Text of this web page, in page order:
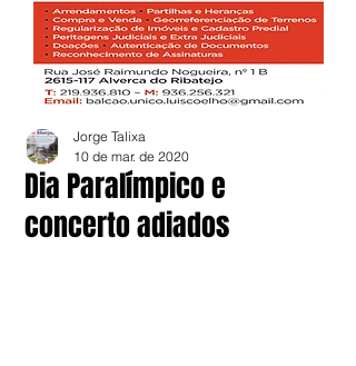
Dia Paralímpico e
concerto adiados
Jorge Talixa
10 de mar. de 2020